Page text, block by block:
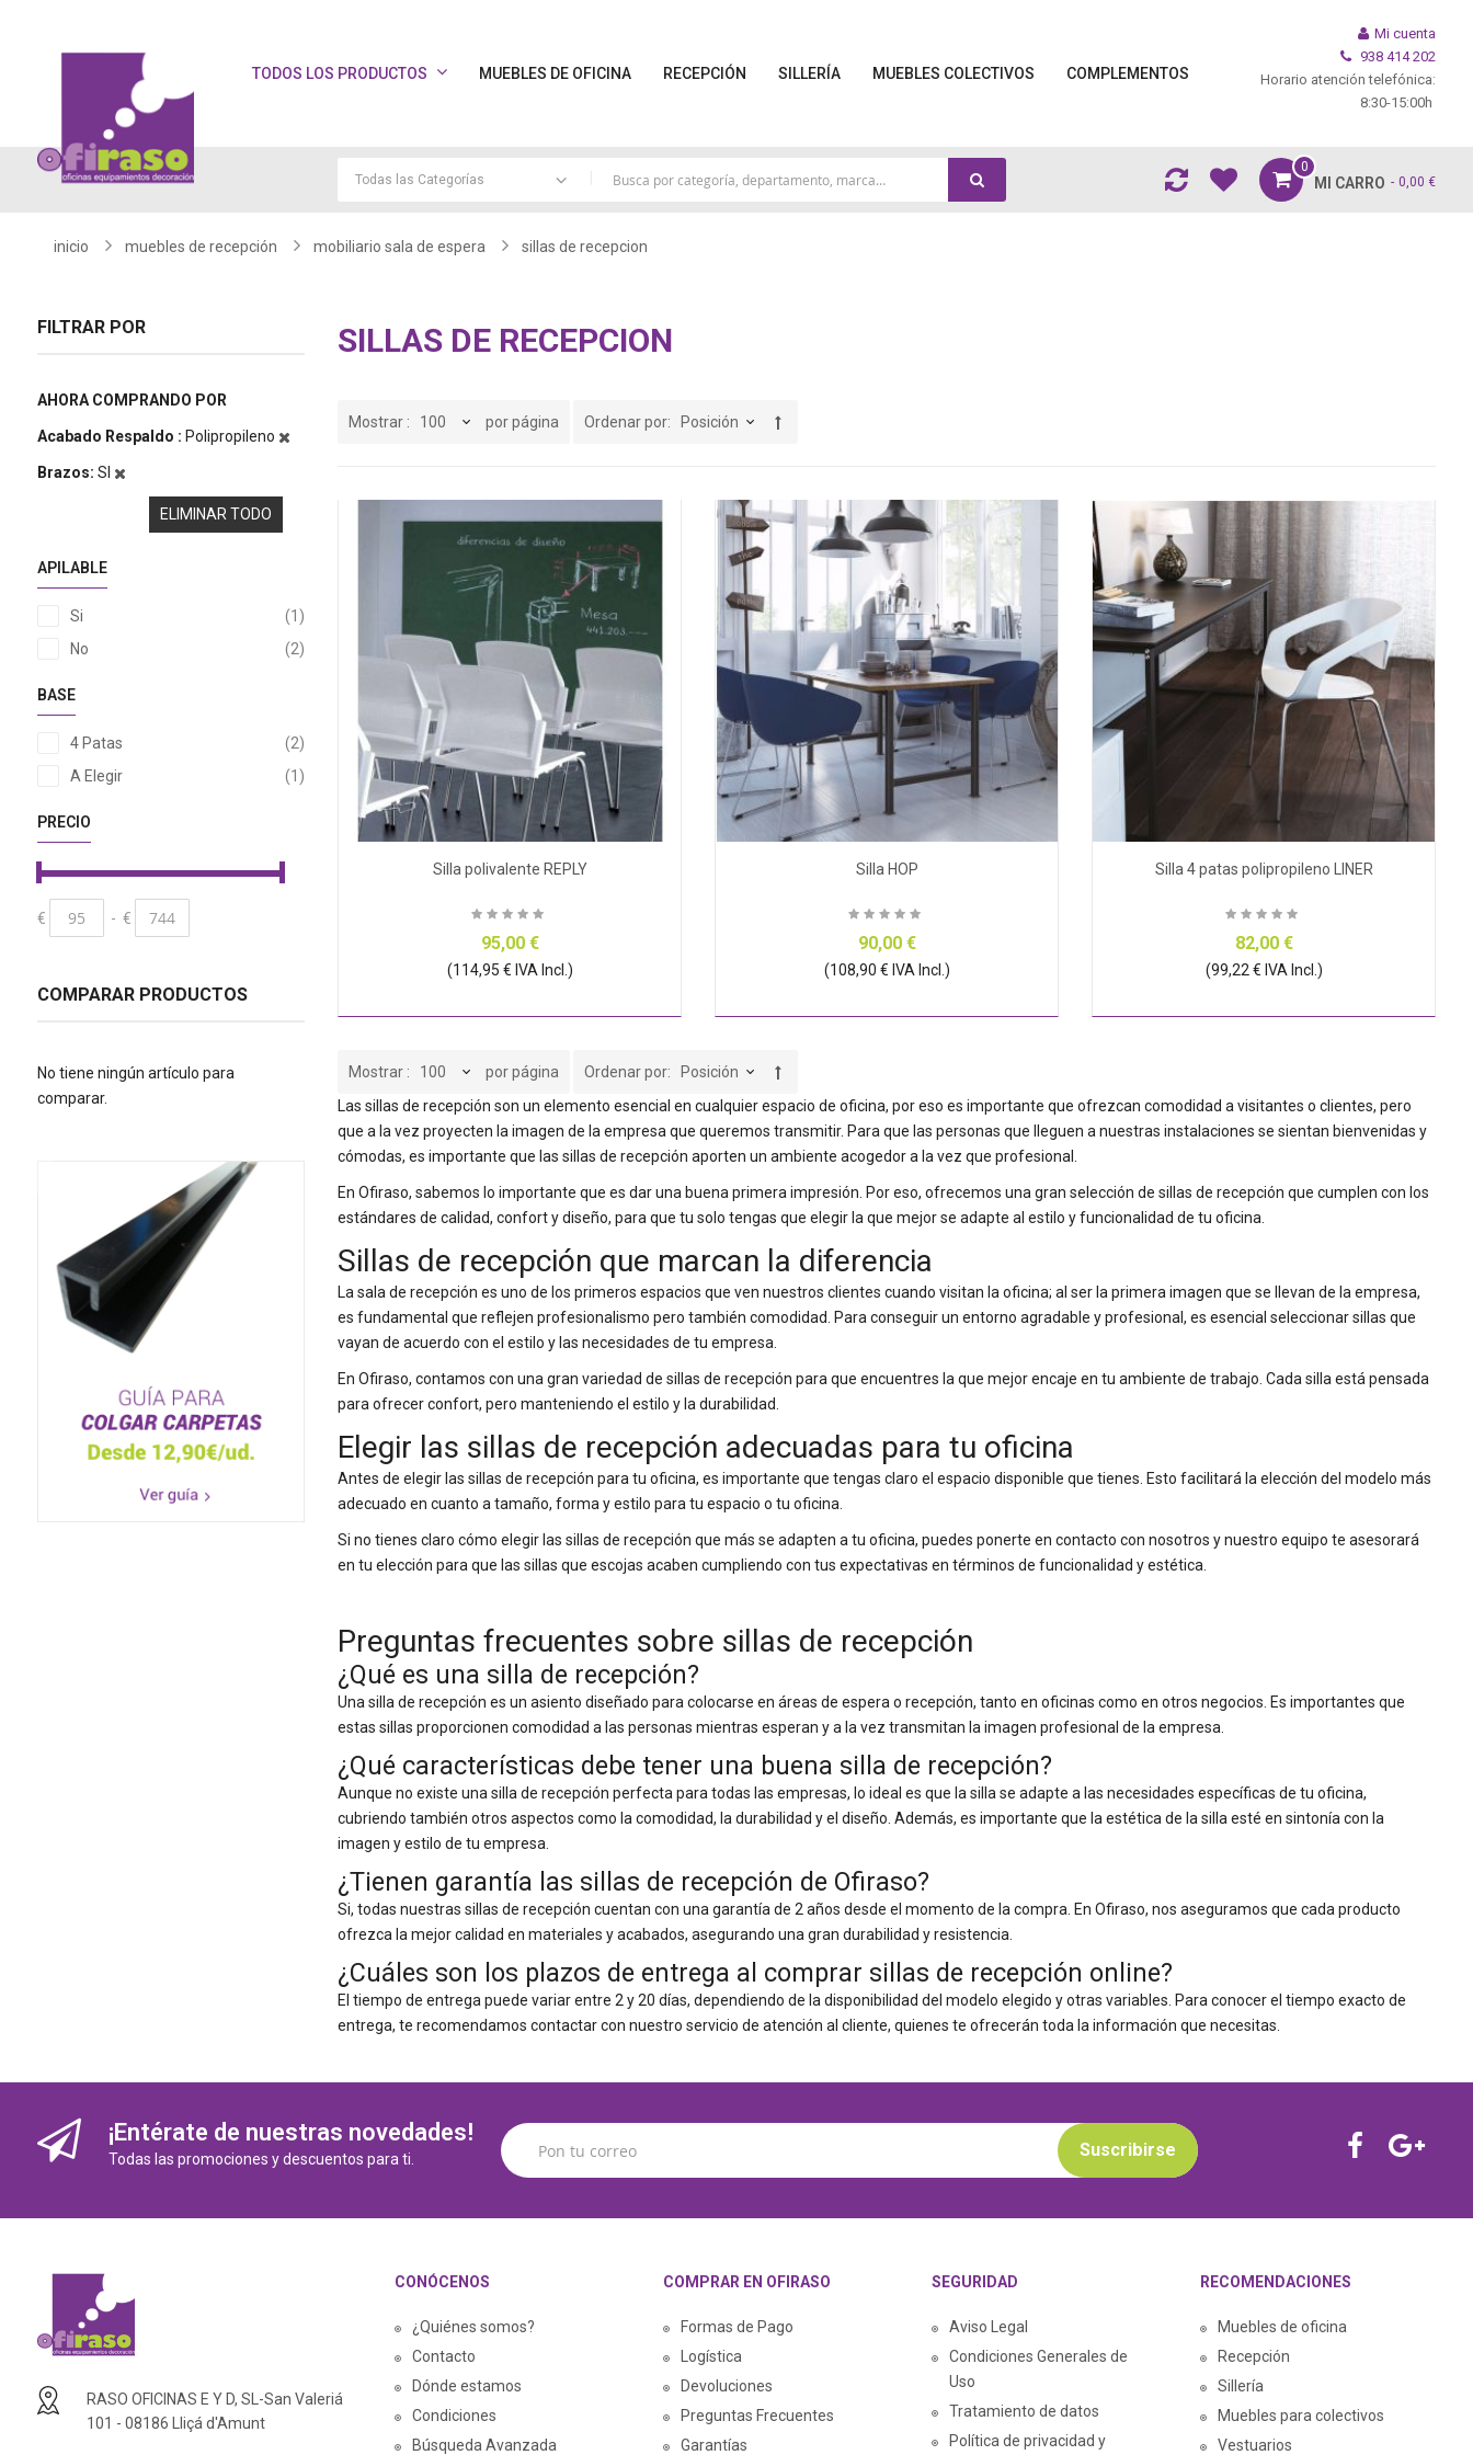
TODOS LOS PRODUCTOS MUEBLES DE OFICINA RECEPCIÓN SILLERÍA MUEBLES COLECTIVOS COMPLEMENTOS
Mi cuenta
938 414 202
Horario atención telefónica:
8:30-15:00h
MI CARRO
0
0,00 €
inicio muebles de recepción mobiliario sala de espera sillas de recepcion
FILTRAR POR
AHORA COMPRANDO POR
Acabado Respaldo Polipropileno
Brazos SI
ELIMINAR TODO
APILABLE
Si 1 artículo
No
2artículos
BASE
4 Patas 2artículos
A Elegir
1 artículo
PRECIO
€ - €
COMPARAR PRODUCTOS
No tiene ningún artículo para
comparar.
SILLAS DE RECEPCION
Mostrar por página Ordenar por
Silla polivalente REPLY
95,00 €
(114,95 € IVA Incl.)
Silla HOP
90,00 €
(108,90 € IVA Incl.)
Silla 4 patas polipropileno LINER
82,00 €
(99,22 € IVA Incl.)
Mostrar por página
Ordenar por
Las sillas de recepción son un elemento esencial en cualquier espacio de oficina, por eso es importante que ofrezcan comodidad a visitantes o clientes, pero
que a la vez proyecten la imagen de la empresa que queremos transmitir. Para que las personas que lleguen a nuestras instalaciones se sientan bienvenidas y
cómodas, es importante que las sillas de recepción aporten un ambiente acogedor a la vez que profesional.
En Ofiraso, sabemos lo importante que es dar una buena primera impresión. Por eso, ofrecemos una gran selección de sillas de recepción que cumplen con los
estándares de calidad, confort y diseño, para que tu solo tengas que elegir la que mejor se adapte al estilo y funcionalidad de tu oficina.
Sillas de recepción que marcan la diferencia
La sala de recepción es uno de los primeros espacios que ven nuestros clientes cuando visitan la oficina; al ser la primera imagen que se llevan de la empresa,
es fundamental que reflejen profesionalismo pero también comodidad. Para conseguir un entorno agradable y profesional, es esencial seleccionar sillas que
vayan de acuerdo con el estilo y las necesidades de tu empresa.
En Ofiraso, contamos con una gran variedad de sillas de recepción para que encuentres la que mejor encaje en tu ambiente de trabajo. Cada silla está pensada
para ofrecer confort, pero manteniendo el estilo y la durabilidad.
Elegir las sillas de recepción adecuadas para tu oficina
Antes de elegir las sillas de recepción para tu oficina, es importante que tengas claro el espacio disponible que tienes. Esto facilitará la elección del modelo más
adecuado en cuanto a tamaño, forma y estilo para tu espacio o tu oficina.
Si no tienes claro cómo elegir las sillas de recepción que más se adapten a tu oficina, puedes ponerte en contacto con nosotros y nuestro equipo te asesorará
en tu elección para que las sillas que escojas acaben cumpliendo con tus expectativas en términos de funcionalidad y estética.
Preguntas frecuentes sobre sillas de recepción
¿Qué es una silla de recepción?
Una silla de recepción es un asiento diseñado para colocarse en áreas de espera o recepción, tanto en oficinas como en otros negocios. Es importantes que
estas sillas proporcionen comodidad a las personas mientras esperan y a la vez transmitan la imagen profesional de la empresa.
¿Qué características debe tener una buena silla de recepción?
Aunque no existe una silla de recepción perfecta para todas las empresas, lo ideal es que la silla se adapte a las necesidades específicas de tu oficina,
cubriendo también otros aspectos como la comodidad, la durabilidad y el diseño. Además, es importante que la estética de la silla esté en sintonía con la
imagen y estilo de tu empresa.
¿Tienen garantía las sillas de recepción de Ofiraso?
Si, todas nuestras sillas de recepción cuentan con una garantía de 2 años desde el momento de la compra. En Ofiraso, nos aseguramos que cada producto
ofrezca la mejor calidad en materiales y acabados, asegurando una gran durabilidad y resistencia.
¿Cuáles son los plazos de entrega al comprar sillas de recepción online?
El tiempo de entrega puede variar entre 2 y 20 días, dependiendo de la disponibilidad del modelo elegido y otras variables. Para conocer el tiempo exacto de
entrega, te recomendamos contactar con nuestro servicio de atención al cliente, quienes te ofrecerán toda la información que necesitas.
¡Entérate de nuestras novedades!
Todas las promociones y descuentos para ti. Suscribirse
RASO OFICINAS E Y D, SL-San Valeriá
101 - 08186 Lliçá d'Amunt
CONÓCENOS
¿Quiénes somos?
Contacto
Dónde estamos
Condiciones
Búsqueda Avanzada
COMPRAR EN OFIRASO
Formas de Pago
Logística
Devoluciones
Preguntas Frecuentes
Garantías
SEGURIDAD
Aviso Legal
Condiciones Generales de
Uso
Tratamiento de datos
Política de privacidad y
RECOMENDACIONES
Muebles de oficina
Recepción
Sillería
Muebles para colectivos
Vestuarios